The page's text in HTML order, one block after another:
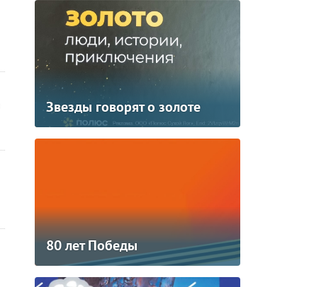
Звезды говорят о золоте
80 лет Победы